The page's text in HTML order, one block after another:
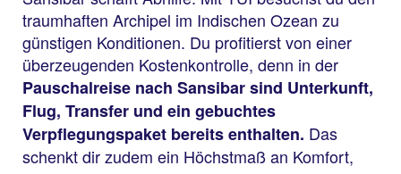
traumhaften Archipel im Indischen Ozean zu
günstigen Konditionen. Du profitierst von einer
überzeugenden Kostenkontrolle, denn in der
Pauschalreise nach Sansibar sind Unterkunft,
Flug, Transfer und ein gebuchtes
Verpflegungspaket bereits enthalten. Das
schenkt dir zudem ein Höchstmaß an Komfort,